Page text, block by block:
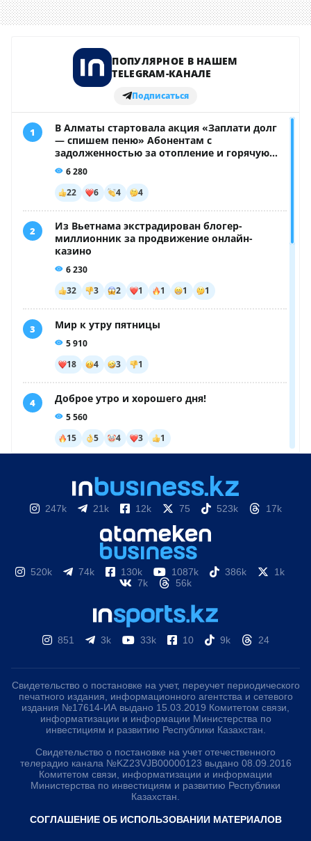
247k 21k 12k 75 523k 17k
520k 74k 130k 1087k 386k
1k
7k
56k
851 3k 33k 10 9k 24
Свидетельство о постановке на учет, переучет периодического
печатного издания, информационного агентства и сетевого
издания №17614-ИА выдано 15.03.2019 Комитетом связи,
информатизации и информации Министерства по
инвестициям и развитию Республики Казахстан.
Свидетельство о постановке на учет отечественного
телерадио канала №KZ23VJB00000123 выдано 08.09.2016
Комитетом связи, информатизации и информации
Министерства по инвестициям и развитию Республики
Казахстан.
СОГЛАШЕНИЕ ОБ ИСПОЛЬЗОВАНИИ МАТЕРИАЛОВ